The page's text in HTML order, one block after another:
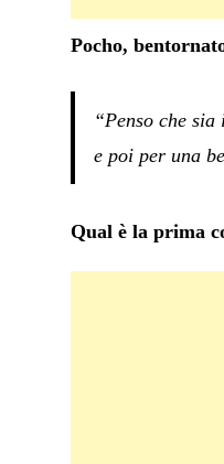
Pocho,
“Penso che
e poi per una
Qual è la prima